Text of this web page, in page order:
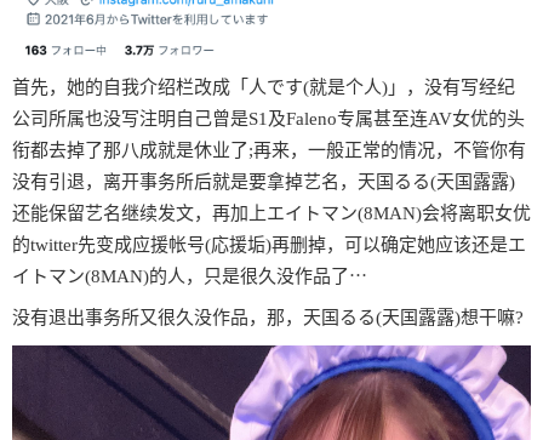
首先，她的自我介绍栏改成「人です(就是个人)」，没有写经纪
公司所属也没写注明自己曾是S1及Faleno专属甚至连AV女优的头
衔都去掉了那八成就是休业了;再来，一般正常的情况，不管你有
没有引退，离开事务所后就是要拿掉艺名，天国るる(天国露露)
还能保留艺名继续发文，再加上エイトマン(8MAN)会将离职女优
的twitter先变成应援帐号(応援垢)再删掉，可以确定她应该还是エ
イトマン(8MAN)的人，只是很久没作品了⋯
没有退出事务所又很久没作品，那，天国るる(天国露露)想干嘛?